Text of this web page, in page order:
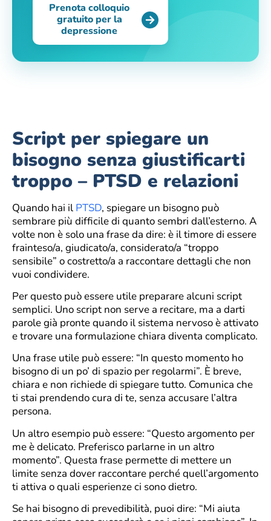
Prenota colloquio
gratuito per la
depressione
Script per spiegare un
bisogno senza giustificarti
troppo – PTSD e relazioni
Quando hai il PTSD, spiegare un bisogno può
sembrare più difficile di quanto sembri dall’esterno. A
volte non è solo una frase da dire: è il timore di essere
frainteso/a, giudicato/a, considerato/a “troppo
sensibile” o costretto/a a raccontare dettagli che non
vuoi condividere.
Per questo può essere utile preparare alcuni script
semplici. Uno script non serve a recitare, ma a darti
parole già pronte quando il sistema nervoso è attivato
e trovare una formulazione chiara diventa complicato.
Una frase utile può essere: “In questo momento ho
bisogno di un po’ di spazio per regolarmi”. È breve,
chiara e non richiede di spiegare tutto. Comunica che
ti stai prendendo cura di te, senza accusare l’altra
persona.
Un altro esempio può essere: “Questo argomento per
me è delicato. Preferisco parlarne in un altro
momento”. Questa frase permette di mettere un
limite senza dover raccontare perché quell’argomento
ti attiva o quali esperienze ci sono dietro.
Se hai bisogno di prevedibilità, puoi dire: “Mi aiuta